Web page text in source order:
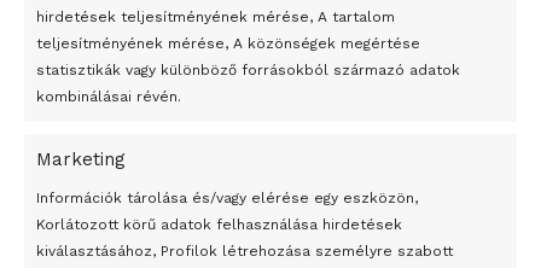
hirdetések teljesítményének mérése, A tartalom
teljesítményének mérése, A közönségek megértése
statisztikák vagy különböző forrásokból származó adatok
kombinálásai révén.
Marketing
Információk tárolása és/vagy elérése egy eszközön,
Korlátozott körű adatok felhasználása hirdetések
kiválasztásához, Profilok létrehozása személyre szabott
Átmenetileg szünetelnek az összecsapások Bahmutnál